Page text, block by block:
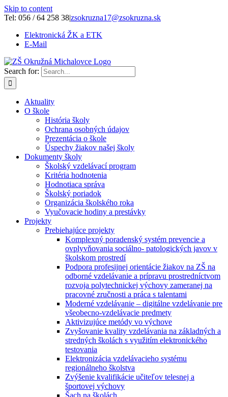
Skip to content
Tel: 056 / 64 258 38|zsokruzna17@zsokruzna.sk
Elektronická ŽK a ETK
E-Mail
Search for:
Aktuality
O škole
História školy
Ochrana osobných údajov
Prezentácia o škole
Úspechy žiakov našej školy
Dokumenty školy
Školský vzdelávací program
Kritéria hodnotenia
Hodnotiaca správa
Školský poriadok
Organizácia školského roka
Vyučovacie hodiny a prestávky
Projekty
Prebiehajúce projekty
Komplexný poradenský systém prevencie a
ovplyvňovania sociálno- patologických javov v
školskom prostredí
Podpora profesijnej orientácie žiakov na ZŠ na
odborné vzdelávanie a prípravu prostredníctvom
rozvoja polytechnickej výchovy zameranej na
pracovné zručnosti a práca s talentami
Moderné vzdelávanie – digitálne vzdelávanie pre
všeobecno-vzdelávacie predmety
Aktivizujúce metódy vo výchove
Zvyšovanie kvality vzdelávania na základných a
stredných školách s využitím elektronického
testovania
Elektronizácia vzdelávacieho systému
regionálneho školstva
Zvýšenie kvalifikácie učiteľov telesnej a
športovej výchovy
Šach na školách